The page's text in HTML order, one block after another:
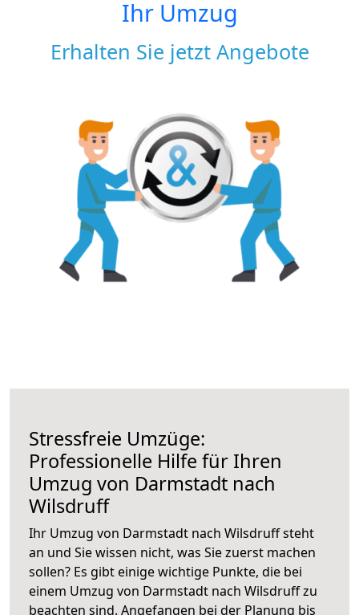
Ihr Umzug
Erhalten Sie jetzt Angebote
Stressfreie Umzüge:
Professionelle Hilfe für Ihren
Umzug von Darmstadt nach
Wilsdruff
Ihr Umzug von Darmstadt nach Wilsdruff steht
an und Sie wissen nicht, was Sie zuerst machen
sollen? Es gibt einige wichtige Punkte, die bei
einem Umzug von Darmstadt nach Wilsdruff zu
beachten sind. Angefangen bei der Planung bis